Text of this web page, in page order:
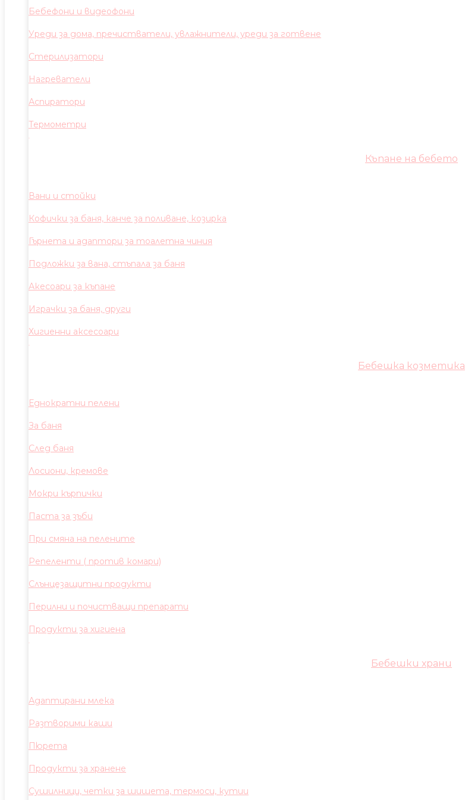
Бебефони и видеофони
Уреди за дома, пречистватели, увлажнители, уреди за готвене
Стерилизатори
Нагреватели
Аспиратори
Термометри
Къпане на бебето
Вани и стойки
Кофички за баня, канче за поливане, козирка
Гърнета и адаптори за тоалетна чиния
Подложки за вана, стъпала за баня
Акесоари за къпане
Играчки за баня, други
Хигиенни аксесоари
Бебешка козметика
Еднократни пелени
За баня
След баня
Лосиони, кремове
Мокри кърпички
Паста за зъби
При смяна на пелените
Репеленти ( против комари)
Слънцезащитни продукти
Перилни и почистващи препарати
Продукти за хигиена
Бебешки храни
Адаптирани млека
Разтворими каши
Пюрета
Продукти за хранене
Сушилници, четки за шишета, термоси, кутии